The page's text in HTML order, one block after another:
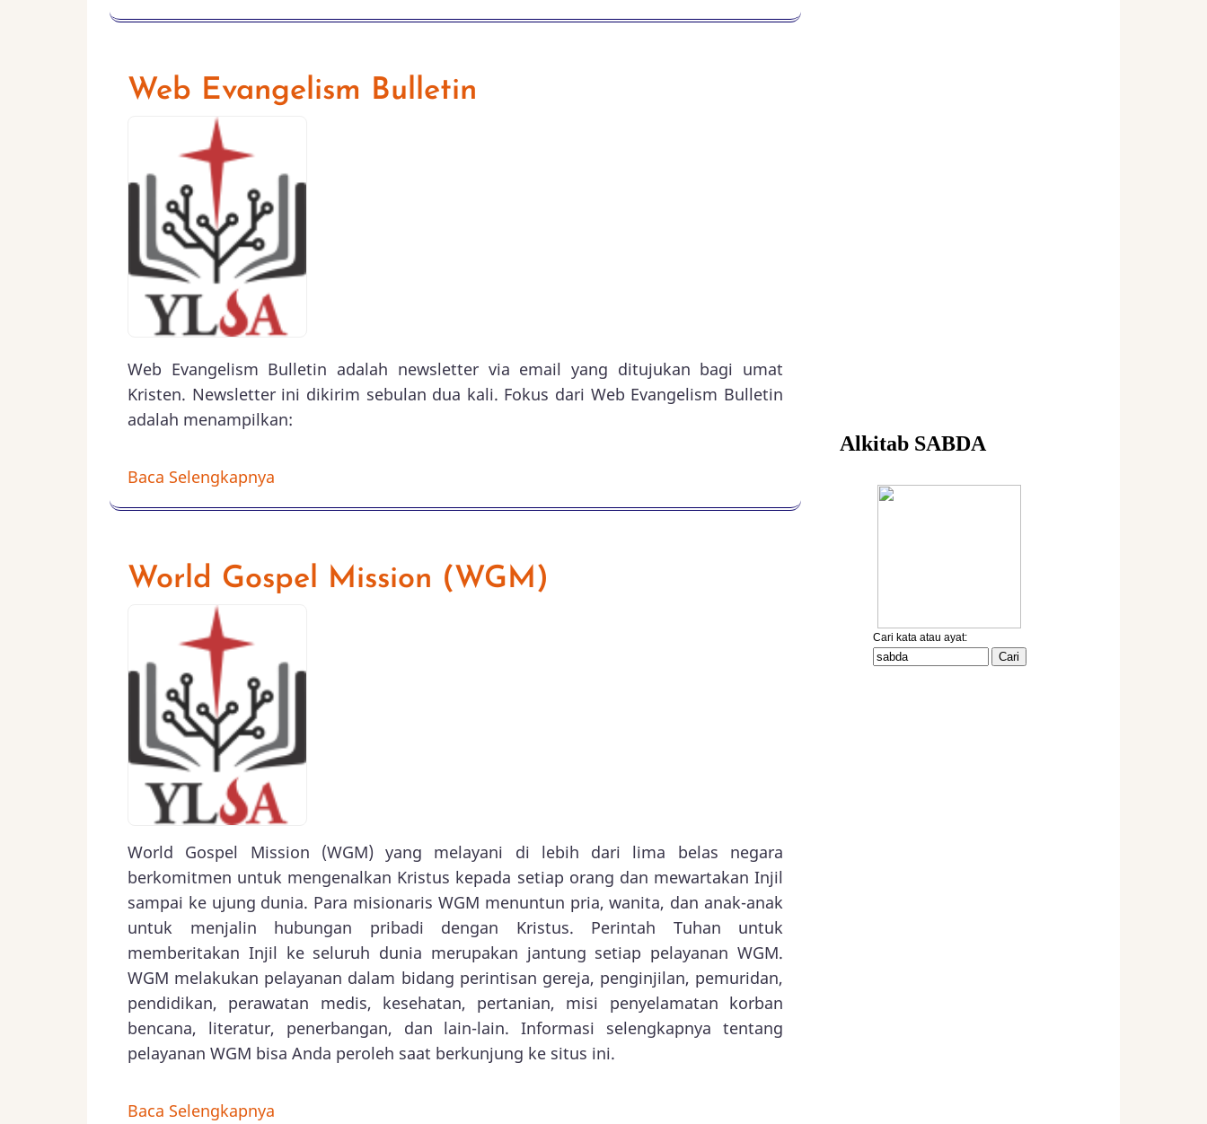
Web Evangelism Bulletin
Web Evangelism Bulletin adalah newsletter via email yang ditujukan bagi umat
Kristen. Newsletter ini dikirim sebulan dua kali. Fokus dari Web Evangelism Bulletin
adalah menampilkan:
Baca Selengkapnya
World Gospel Mission (WGM)
World Gospel Mission (WGM) yang melayani di lebih dari lima belas negara
berkomitmen untuk mengenalkan Kristus kepada setiap orang dan mewartakan Injil
sampai ke ujung dunia. Para misionaris WGM menuntun pria, wanita, dan anak-anak
untuk menjalin hubungan pribadi dengan Kristus. Perintah Tuhan untuk
memberitakan Injil ke seluruh dunia merupakan jantung setiap pelayanan WGM.
WGM melakukan pelayanan dalam bidang perintisan gereja, penginjilan, pemuridan,
pendidikan, perawatan medis, kesehatan, pertanian, misi penyelamatan korban
bencana, literatur, penerbangan, dan lain-lain. Informasi selengkapnya tentang
pelayanan WGM bisa Anda peroleh saat berkunjung ke situs ini.
Baca Selengkapnya